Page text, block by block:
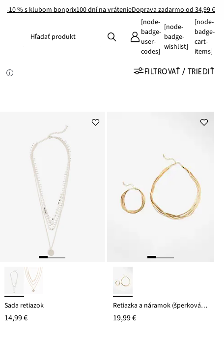
-10 % s klubom bonprix100 dní na vrátenieDoprava zadarmo od 34,99 €
Hľadať produkt
[node-
badge-
user-
codes]
[node-
badge-
wishlist]
[node-
badge-
cart-
items]
FILTROVAŤ / TRIEDIŤ
Sada retiazok
14,99 €
Retiazka a náramok (šperková sada), mosadz
19,99 €